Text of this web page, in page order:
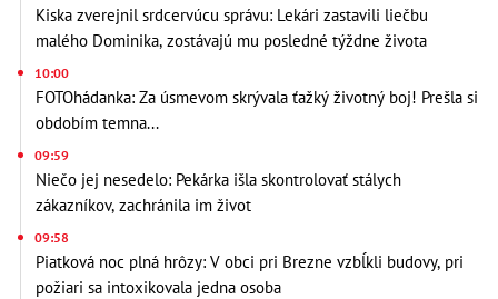
Kiska zverejnil srdcervúcu správu: Lekári zastavili liečbu
malého Dominika, zostávajú mu posledné týždne života
10:00
FOTOhádanka: Za úsmevom skrývala ťažký životný boj! Prešla si
obdobím temna...
09:59
Niečo jej nesedelo: Pekárka išla skontrolovať stálych
zákazníkov, zachránila im život
09:58
Piatková noc plná hrôzy: V obci pri Brezne vzbĺkli budovy, pri
požiari sa intoxikovala jedna osoba